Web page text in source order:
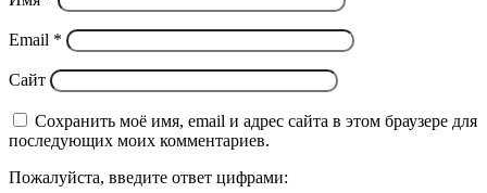
Email *
Сайт
Сохранить моё имя, email и адрес сайта в этом браузере для
последующих моих комментариев.
Пожалуйста, введите ответ цифрами: